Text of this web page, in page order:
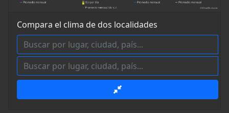
Compara el clima de dos localidades